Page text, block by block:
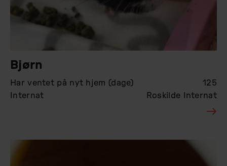
Bjørn
Har ventet på nyt hjem (dage)
125
Internat
Roskilde Internat